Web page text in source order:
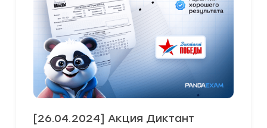
[26.04.2024] Акция Диктант